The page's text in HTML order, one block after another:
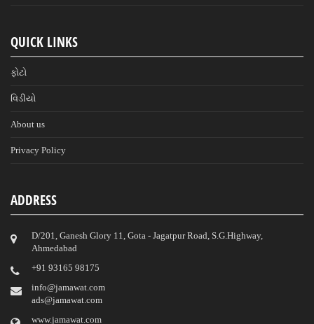
QUICK LINKS
ફોટો
વિડીયો
About us
Privacy Policy
ADDRESS
D/201, Ganesh Glory 11, Gota - Jagatpur Road, S.G.Highway,
Ahmedabad
‎+91 93165 98175
info@jamawat.com
ads@jamawat.com
www.jamawat.com